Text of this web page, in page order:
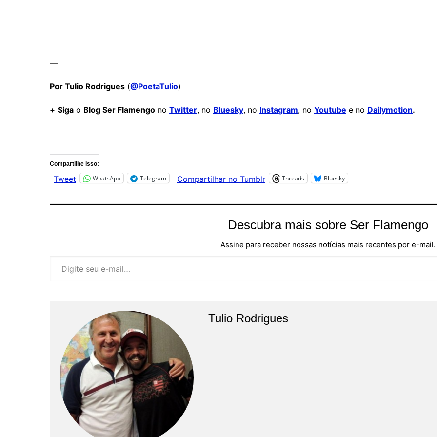
—
Por Tulio Rodrigues (@PoetaTulio)
+ Siga o Blog Ser Flamengo no Twitter, no Bluesky, no Instagram, no Youtube e no Dailymotion.
Compartilhe isso:
Tweet WhatsApp Telegram Compartilhar no Tumblr Threads Bluesky
Descubra mais sobre Ser Flamengo
Assine para receber nossas notícias mais recentes por e-mail.
Tulio Rodrigues